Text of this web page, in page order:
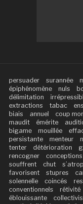
persuader surannée
épiphénomène
nuls
délimitation
extractions
tabac
biais
annuel coup
maudit
émérite
bigame
mouillée
persistante
menteur
tenter
détérioration
rencogner
conceptions
souffrent
chut
favorisent
stupres
solennelle
coincés
conventionnels
rétivité
éblouissante